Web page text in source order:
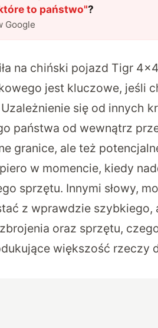
to państwo"?
Google
na chiński pojazd Tigr 4×4
jest kluczowe, jeśli
się od innych
państwa od wewnątrz
granice, ale też
w momencie, kiedy
sprzętu. Innymi słowy,
z wprawdzie szybkiego,
oraz sprzętu,
większość rzeczy